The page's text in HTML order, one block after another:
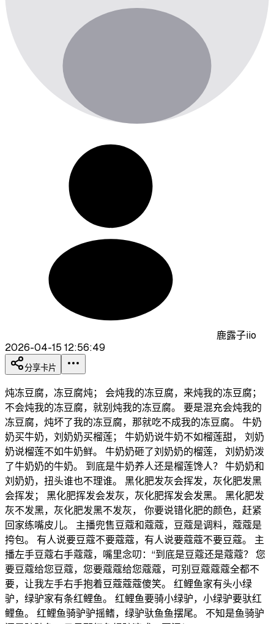
鹿露子iio
2026-04-15 12:56:49
分享卡片
炖冻豆腐，冻豆腐炖； 会炖我的冻豆腐，来炖我的冻豆腐；
不会炖我的冻豆腐，就别炖我的冻豆腐。 要是混充会炖我的
冻豆腐，炖坏了我的冻豆腐，那就吃不成我的冻豆腐。 牛奶
奶买牛奶，刘奶奶买榴莲； 牛奶奶说牛奶不如榴莲甜， 刘奶
奶说榴莲不如牛奶鲜。 牛奶奶砸了刘奶奶的榴莲， 刘奶奶泼
了牛奶奶的牛奶。 到底是牛奶养人还是榴莲馋人？ 牛奶奶和
刘奶奶，扭头谁也不理谁。 黑化肥发灰会挥发，灰化肥发黑
会挥发； 黑化肥挥发会发灰，灰化肥挥发会发黑。 黑化肥发
灰不发黑，灰化肥发黑不发灰， 你要说错化肥的颜色，赶紧
回家练嘴皮儿。 主播兜售豆蔻和蔻蔻，豆蔻是调料，蔻蔻是
挎包。 有人说要豆蔻不要蔻蔻，有人说要蔻蔻不要豆蔻。 主
播左手豆蔻右手蔻蔻，嘴里念叨：“到底是豆蔻还是蔻蔻？ 您
要豆蔻给您豆蔻，您要蔻蔻给您蔻蔻，可别豆蔻蔻蔻全都不
要，让我左手右手抱着豆蔻蔻蔻傻笑。 红鲤鱼家有头小绿
驴，绿驴家有条红鲤鱼。 红鲤鱼要骑小绿驴，小绿驴要驮红
鲤鱼。 红鲤鱼骑驴驴摇鳍，绿驴驮鱼鱼摆尾。 不知是鱼骑驴